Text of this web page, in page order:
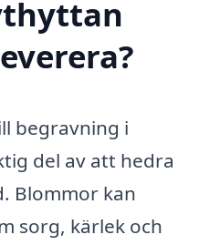
begravning i
del av att hedra
Blommor kan
sorg, kärlek och